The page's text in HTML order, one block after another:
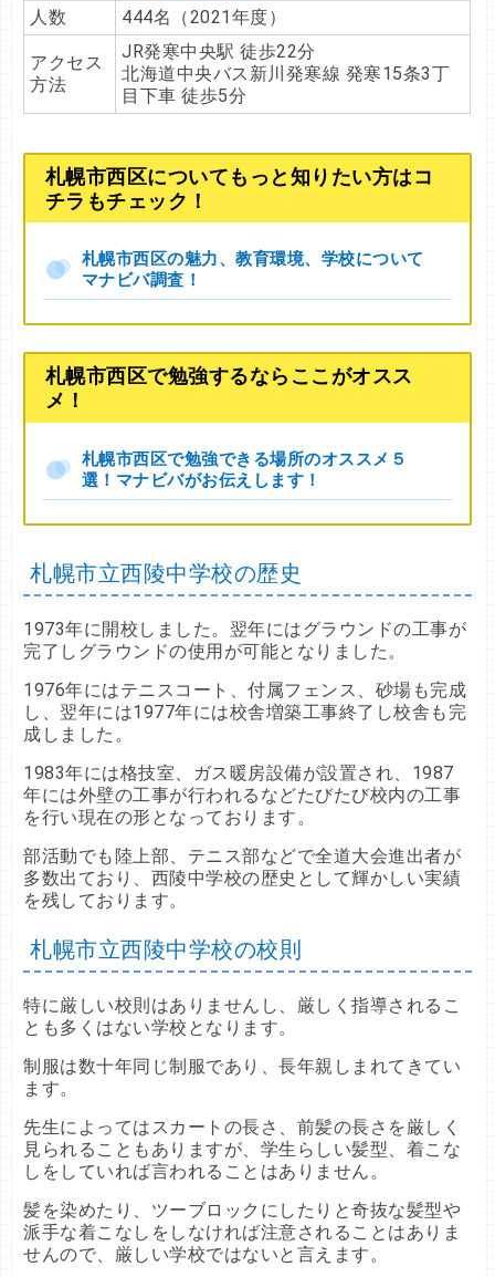
人数
444名（2021年度）
アクセス
方法
JR発寒中央駅 徒歩22分
北海道中央バス新川発寒線 発寒15条3丁
目下車 徒歩5分
札幌市西区についてもっと知りたい方はコ
チラもチェック！
札幌市西区の魅力、教育環境、学校について
マナビバ調査！
札幌市西区で勉強するならここがオスス
メ！
札幌市西区で勉強できる場所のオススメ５
選！マナビバがお伝えします！
札幌市立西陵中学校の歴史
1973年に開校しました。翌年にはグラウンドの工事が
完了しグラウンドの使用が可能となりました。
1976年にはテニスコート、付属フェンス、砂場も完成
し、翌年には1977年には校舎増築工事終了し校舎も完
成しました。
1983年には格技室、ガス暖房設備が設置され、1987
年には外壁の工事が行われるなどたびたび校内の工事
を行い現在の形となっております。
部活動でも陸上部、テニス部などで全道大会進出者が
多数出ており、西陵中学校の歴史として輝かしい実績
を残しております。
札幌市立西陵中学校の校則
特に厳しい校則はありませんし、厳しく指導されるこ
とも多くはない学校となります。
制服は数十年同じ制服であり、長年親しまれてきてい
ます。
先生によってはスカートの長さ、前髪の長さを厳しく
見られることもありますが、学生らしい髪型、着こな
しをしていれば言われることはありません。
髪を染めたり、ツーブロックにしたりと奇抜な髪型や
派手な着こなしをしなければ注意されることはありま
せんので、厳しい学校ではないと言えます。